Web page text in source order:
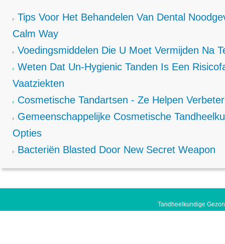
Tips Voor Het Behandelen Van Dental
Calm Way
Voedingsmiddelen Die U Moet Vermijden Na
Weten Dat Un-Hygienic Tanden Is Een
Vaatziekten
Cosmetische Tandartsen - Ze Helpen
Gemeenschappelijke Cosmetische
Opties
Bacteriën Blasted Door New Secret Weapon
Tandheelkundige